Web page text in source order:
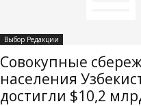
Выбор Редакции
Совокупные
населения
достигли $10,2